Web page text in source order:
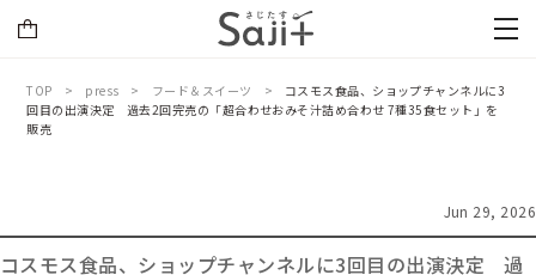
TOP press フード＆スイーツ
コスモス食品、ショップチャンネルに3
回目の出演決定 過去2回完売の「超合わせおみそ汁詰め合わせ 7種35食セット」を
販売
Jun 29, 2026
コスモス食品、ショップチャンネルに3回目の出演決定 過